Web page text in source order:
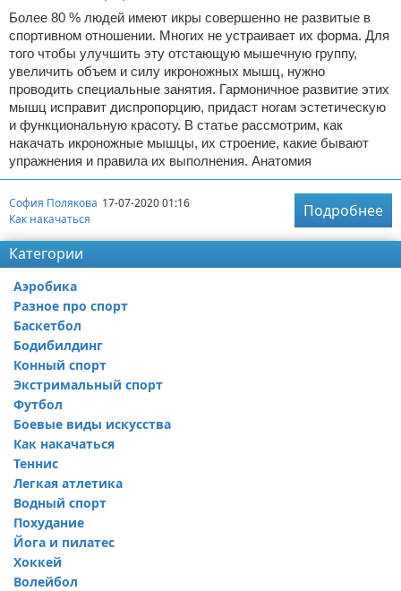
Более 80 % людей имеют икры совершенно не развитые в
спортивном отношении. Многих не устраивает их форма. Для
того чтобы улучшить эту отстающую мышечную группу,
увеличить объем и силу икроножных мышц, нужно
проводить специальные занятия. Гармоничное развитие этих
мышц исправит диспропорцию, придаст ногам эстетическую
и функциональную красоту. В статье рассмотрим, как
накачать икроножные мышцы, их строение, какие бывают
упражнения и правила их выполнения. Анатомия
София Полякова 17-07-2020 01:16
Как накачаться
Подробнее
Категории
Аэробика
Разное про спорт
Баскетбол
Бодибилдинг
Конный спорт
Экстримальный спорт
Футбол
Боевые виды искусства
Как накачаться
Теннис
Легкая атлетика
Водный спорт
Похудание
Йога и пилатес
Хоккей
Волейбол